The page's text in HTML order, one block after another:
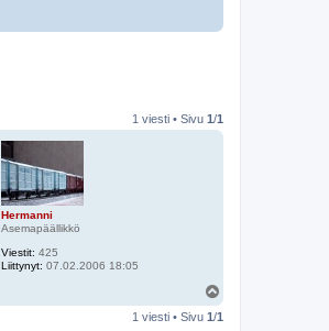
1 viesti • Sivu 1/1
Hermanni
Asemapäällikkö
Viestit: 425
Liittynyt: 07.02.2006 18:05
ö
1 viesti • Sivu 1/1